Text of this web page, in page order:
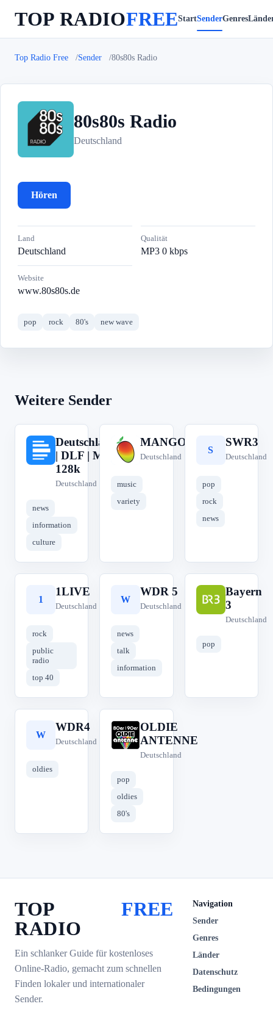
TOP RADIOFREEStartSenderGenres
Top Radio Free Sender 80s80s Radio
8 80s80s Radio
Deutschland
Hören
Land
Deutschland
Qualität
MP3 0 kbps
Website
www.80s80s.de
pop rock 80's new wave
Weitere Sender
D
Deutschlandfunk
| DLF | MP3
128k
Deutschland
news
information
culture
M
MANGORADIO
Deutschland
music
variety
S
SWR3
Deutschland
pop
rock
news
1
1LIVE
Deutschland
rock
public
radio
top 40
W
WDR 5
Deutschland
news
talk
information
B
Bayern
3
Deutschland
pop
W
WDR4
Deutschland
oldies
O
OLDIE
ANTENNE
Deutschland
pop
oldies
80's
TOP
RADIO
FREE
Ein schlanker Guide für kostenloses
Online-Radio, gemacht zum schnellen
Finden lokaler und internationaler
Sender.
Navigation
Sender
Genres
Länder
Datenschutz
Bedingungen